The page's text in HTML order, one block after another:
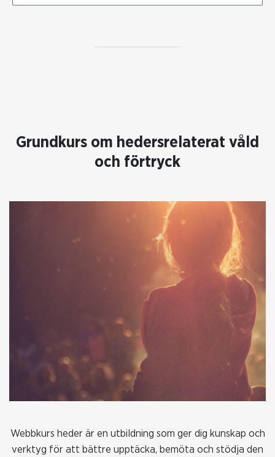
Grundkurs om hedersrelaterat våld
och förtryck
Webbkurs heder är en utbildning som ger dig kunskap och
verktyg för att bättre upptäcka, bemöta och stödja den